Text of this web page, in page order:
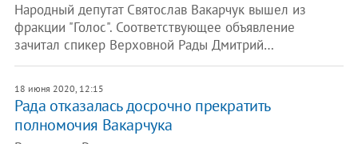
Народный депутат Святослав Вакарчук вышел из
фракции "Голос". Соответствующее объявление
зачитал спикер Верховной Рады Дмитрий…
18 июня 2020, 12:15
Рада отказалась досрочно прекратить
полномочия Вакарчука